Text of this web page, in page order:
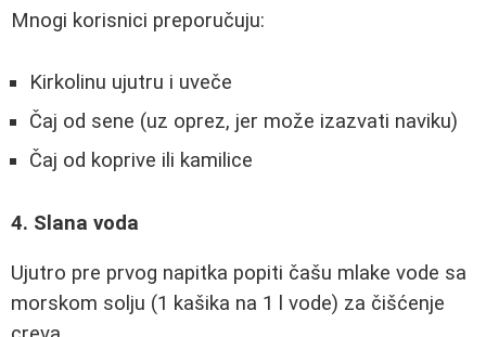
Mnogi korisnici preporučuju:
Kirkolinu ujutru i uveče
Čaj od sene (uz oprez, jer može izazvati naviku)
Čaj od koprive ili kamilice
4. Slana voda
Ujutro pre prvog napitka popiti čašu mlake vode sa
morskom solju (1 kašika na 1 l vode) za čišćenje